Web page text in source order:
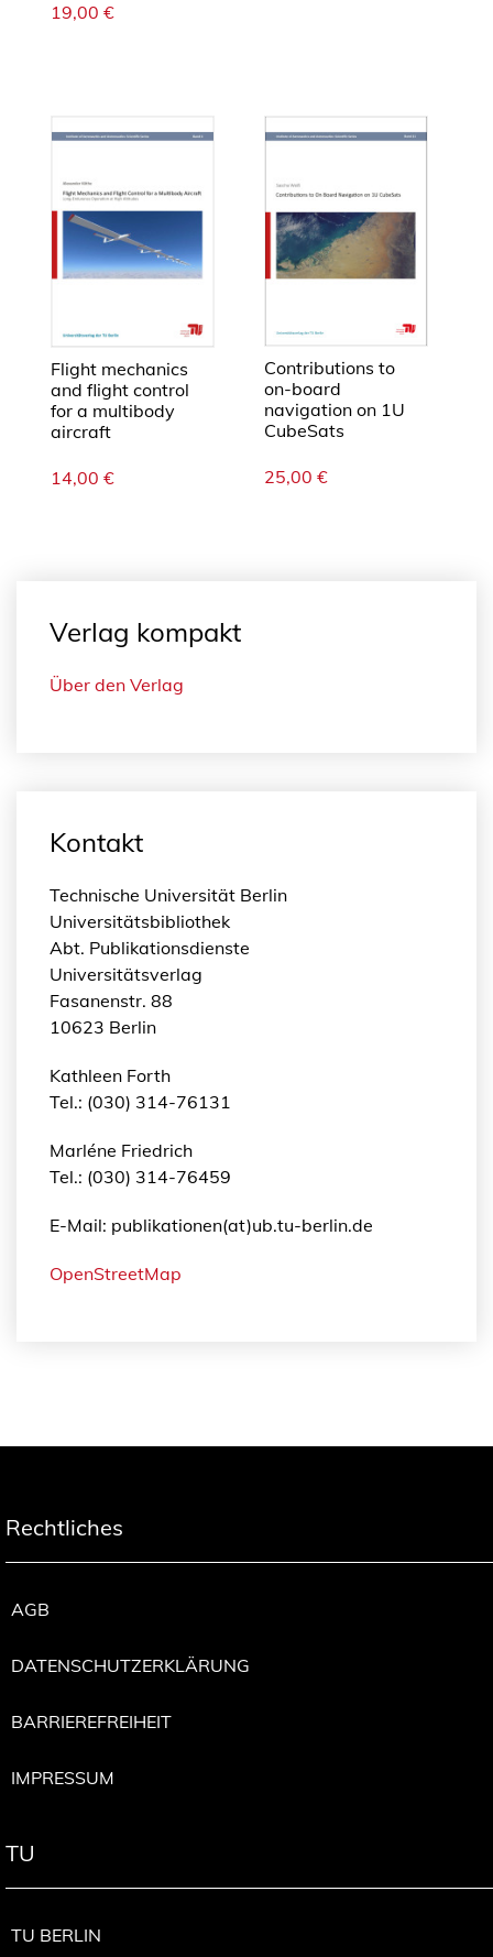
19,00 €
Flight mechanics
and flight control
for a multibody
aircraft
14,00 €
Contributions to
on-board
navigation on 1U
CubeSats
25,00 €
Verlag kompakt
Über den Verlag
Kontakt
Technische Universität Berlin
Universitätsbibliothek
Abt. Publikationsdienste
Universitätsverlag
Fasanenstr. 88
10623 Berlin
Kathleen Forth
Tel.: (030) 314-76131
Marléne Friedrich
Tel.: (030) 314-76459
E-Mail: publikationen(at)ub.tu-berlin.de
OpenStreetMap
Rechtliches
AGB
DATENSCHUTZERKLÄRUNG
BARRIEREFREIHEIT
IMPRESSUM
TU
TU BERLIN